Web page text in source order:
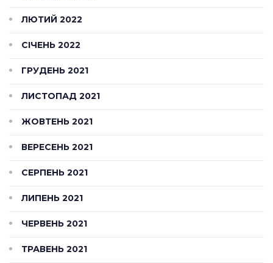
ЛЮТИЙ 2022
СІЧЕНЬ 2022
ГРУДЕНЬ 2021
ЛИСТОПАД 2021
ЖОВТЕНЬ 2021
ВЕРЕСЕНЬ 2021
СЕРПЕНЬ 2021
ЛИПЕНЬ 2021
ЧЕРВЕНЬ 2021
ТРАВЕНЬ 2021